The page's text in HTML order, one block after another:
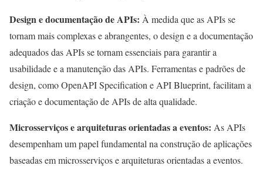
Design e documentação de APIs: À medida que as APIs se
tornam mais complexas e abrangentes, o design e a documentação
adequados das APIs se tornam essenciais para garantir a
usabilidade e a manutenção das APIs. Ferramentas e padrões de
design, como OpenAPI Specification e API Blueprint, facilitam a
criação e documentação de APIs de alta qualidade.
Microsserviços e arquiteturas orientadas a eventos: As APIs
desempenham um papel fundamental na construção de aplicações
baseadas em microsserviços e arquiteturas orientadas a eventos.